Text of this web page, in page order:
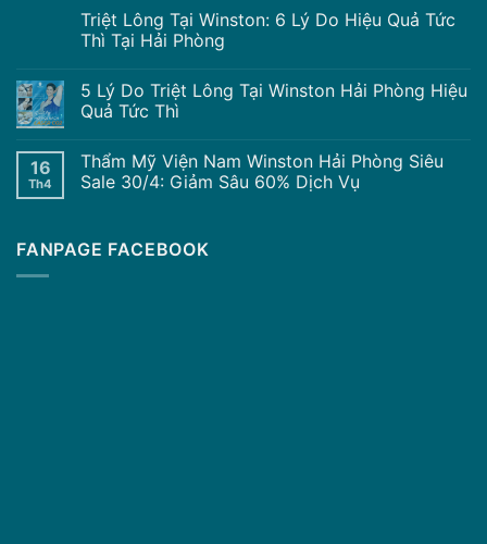
Triệt Lông Tại Winston: 6 Lý Do Hiệu Quả Tức
Thì Tại Hải Phòng
5 Lý Do Triệt Lông Tại Winston Hải Phòng Hiệu
Quả Tức Thì
16
Th4
Thẩm Mỹ Viện Nam Winston Hải Phòng Siêu
Sale 30/4: Giảm Sâu 60% Dịch Vụ
FANPAGE FACEBOOK